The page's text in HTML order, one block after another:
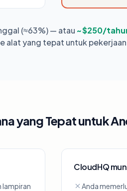
(≈63%) — atau ~$250/
alat yang tepat untuk
yang Tepat untuk
lampiran
CloudHQ
Anda